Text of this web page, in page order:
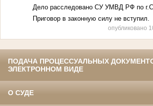
Дело расследовано СУ УМВД РФ по
Приговор в законную силу не вступил.
опубликовано
ПОДАЧА ПРОЦЕССУАЛЬНЫХ
ЭЛЕКТРОННОМ ВИДЕ
О СУДЕ